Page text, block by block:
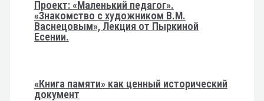
Проект: «Маленький педагог».
«Знакомство с художником В.М.
Васнецовым», Лекция от Пыркиной
Есении.
«Книга памяти» как ценный исторический
документ